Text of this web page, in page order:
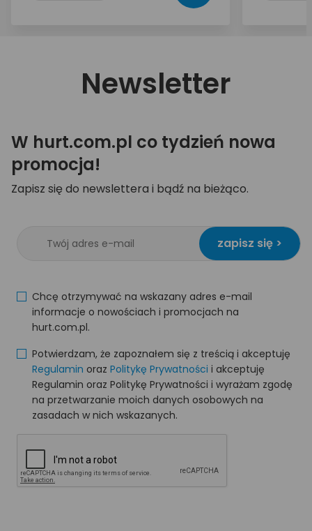
Newsletter
W hurt.com.pl co tydzień nowa
promocja!
Zapisz się do newslettera i bądź na bieżąco.
zapisz się >
Chcę otrzymywać na wskazany adres e-mail
informacje o nowościach i promocjach na
hurt.com.pl.
Potwierdzam, że zapoznałem się z treścią i akceptuję
Regulamin oraz Politykę Prywatności i akceptuję
Regulamin oraz Politykę Prywatności i wyrażam zgodę
na przetwarzanie moich danych osobowych na
zasadach w nich wskazanych.